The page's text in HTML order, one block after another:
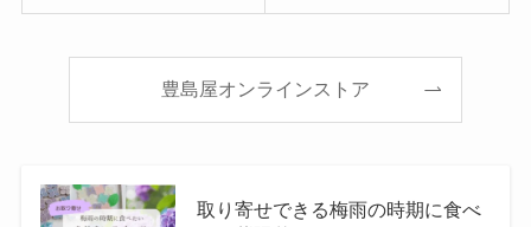
豊島屋オンラインストア
取り寄せできる梅雨の時期に食べ